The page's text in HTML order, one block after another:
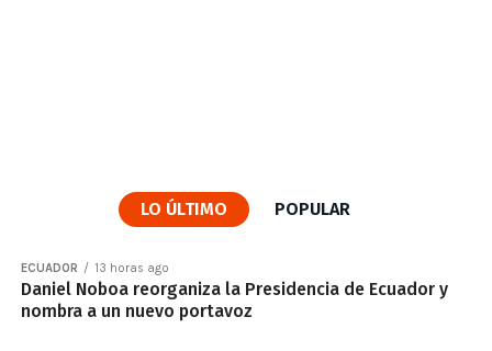
LO ÚLTIMO POPULAR
ECUADOR 13 horas ago
Daniel Noboa reorganiza la Presidencia de Ecuador y
nombra a un nuevo portavoz